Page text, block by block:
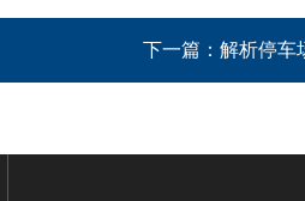
下一篇： 解析停车